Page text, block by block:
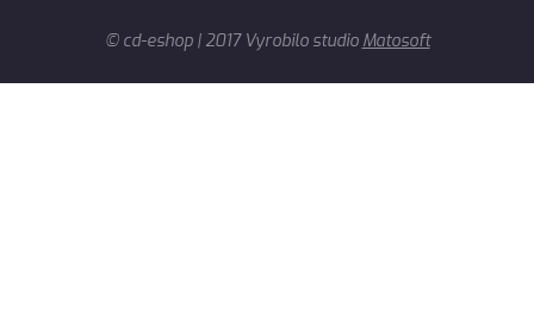
© cd-eshop | 2017 Vyrobilo studio Matosoft